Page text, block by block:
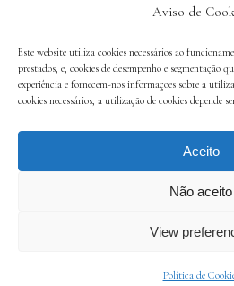
Aviso de
Este website utiliza cookies necessários ao
prestados, e, cookies de desempenho e segmentação
experiência e fornecem-nos informações sobre a
cookies necessários, a utilização de cookies depende
Aceito
Não aceito
View
Política de
Política de Privacidade